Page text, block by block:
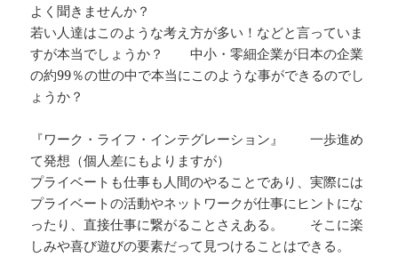
よく聞きませんか？
若い人達はこのような考え方が多い！などと言っていま
すが本当でしょうか？ 中小・零細企業が日本の企業
の約99％の世の中で本当にこのような事ができるのでし
ょうか？
『ワーク・ライフ・インテグレーション』 一歩進め
て発想（個人差にもよりますが）
プライベートも仕事も人間のやることであり、実際には
プライベートの活動やネットワークが仕事にヒントにな
ったり、直接仕事に繋がることさえある。 そこに楽
しみや喜び遊びの要素だって見つけることはできる。